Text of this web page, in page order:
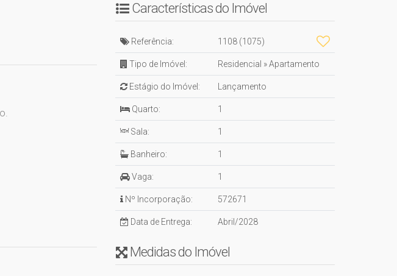
Características do Imóvel
Referência: 1108 (1075)
Tipo de Imóvel: Residencial »Apartamento
Estágio do Imóvel: Lançamento
Quarto: 1
Sala: 1
Banheiro: 1
Vaga: 1
Nº Incorporação: 572671
Data de Entrega: Abril/2028
Medidas do Imóvel